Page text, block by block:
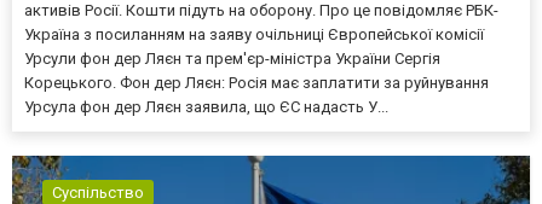
активів Росії. Кошти підуть на оборону. Про це повідомляє РБК-
Україна з посиланням на заяву очільниці Європейської комісії
Урсули фон дер Ляєн та прем'єр-міністра України Сергія
Корецького. Фон дер Ляєн: Росія має заплатити за руйнування
Урсула фон дер Ляєн заявила, що ЄС надасть У...
Суспільство